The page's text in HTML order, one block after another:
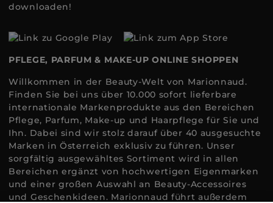
downloaden!
PFLEGE, PARFUM & MAKE-UP ONLINE SHOPPEN
Willkommen in der Beauty-Welt von Marionnaud.
Finden Sie bei uns über 10.000 sofort lieferbare
internationale Markenprodukte aus den Bereichen
Pflege, Parfum, Make-up und Haarpflege für Sie und
Ihn. Dabei sind wir stolz darauf über 40 ausgesuchte
Marken in Österreich exklusiv zu führen. Unser
sorgfältig ausgewähltes Sortiment wird in allen
Bereichen ergänzt von hochwertigen Eigenmarken
und einer großen Auswahl an Beauty-Accessoires
und Geschenkideen. Marionnaud führt außerdem